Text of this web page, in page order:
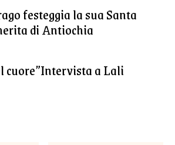
festeggia la sua Santa
di Antiochia
cuore”Intervista a Lali